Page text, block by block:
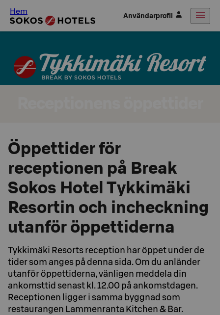
Hem Användarprofil
Öppettider för
receptionen på Break
Sokos Hotel Tykkimäki
Resortin och incheckning
utanför öppettiderna
Tykkimäki Resorts reception har öppet under de
tider som anges på denna sida. Om du anländer
utanför öppettiderna, vänligen meddela din
ankomsttid senast kl. 12.00 på ankomstdagen.
Receptionen ligger i samma byggnad som
restaurangen Lammenranta Kitchen & Bar.